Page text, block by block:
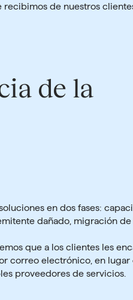
de nuestros
de la
en dos fases:
dañado, migración de
que a los clientes les
correo electrónico, en lugar
proveedores de servicios.